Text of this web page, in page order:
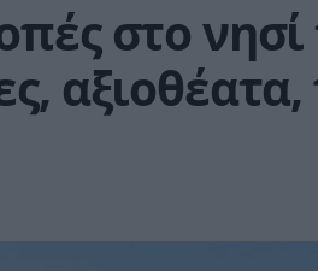
στο νησί